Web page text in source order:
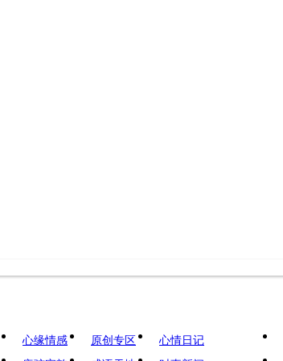
心缘情感 原创专区
心情日记